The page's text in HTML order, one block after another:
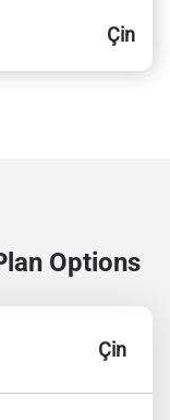
Çin
Options
Çin